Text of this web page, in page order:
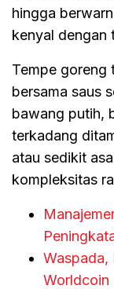
hingga
kenyal dengan
Tempe goreng
bersama saus
bawang putih,
terkadang
atau sedikit
kompleksitas
Waspada,
Worldcoin